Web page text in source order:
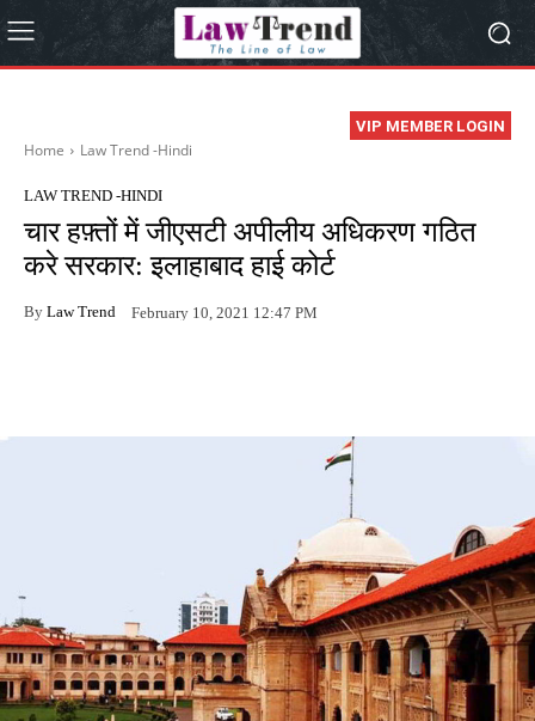
VIP MEMBER LOGIN
Home Law Trend -Hindi
LAW TREND -HINDI
चार हफ़्तों में जीएसटी अपीलीय अधिकरण गठित
करे सरकार: इलाहाबाद हाई कोर्ट
By Law Trend February 10, 2021 12:47 PM